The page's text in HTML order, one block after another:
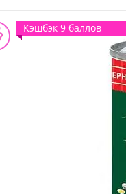
Кэшбэк 9 баллов